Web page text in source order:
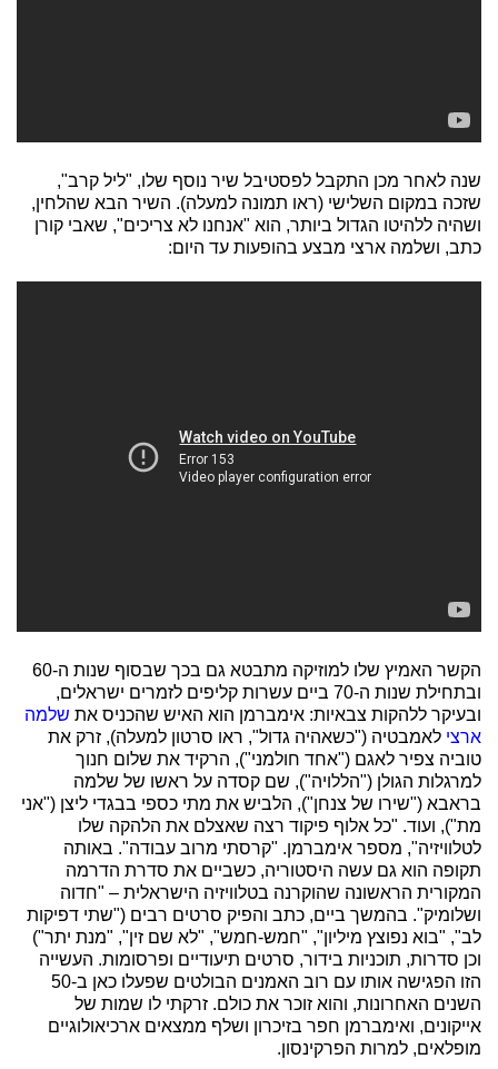
שנה לאחר מכן התקבל לפסטיבל שיר נוסף שלו, "ליל קרב",
שזכה במקום השלישי (ראו תמונה למעלה). השיר הבא שהלחין,
ושהיה ללהיטו הגדול ביותר, הוא "אנחנו לא צריכים", שאבי קורן
כתב, ושלמה ארצי מבצע בהופעות עד היום:
הקשר האמיץ שלו למוזיקה מתבטא גם בכך שבסוף שנות ה-60
ובתחילת שנות ה-70 ביים עשרות קליפים לזמרים ישראלים,
ובעיקר ללהקות צבאיות: אימברמן הוא האיש שהכניס את שלמה
ארצי לאמבטיה ("כשאהיה גדול", ראו סרטון למעלה), זרק את
טוביה צפיר לאגם ("אחד חולמני"), הרקיד את שלום חנוך
למרגלות הגולן ("הללויה"), שם קסדה על ראשו של שלמה
בראבא ("שירו של צנחן"), הלביש את מתי כספי בבגדי ליצן ("אני
מת"), ועוד. "כל אלוף פיקוד רצה שאצלם את הלהקה שלו
לטלוויזיה", מספר אימברמן. "קרסתי מרוב עבודה". באותה
תקופה הוא גם עשה היסטוריה, כשביים את סדרת הדרמה
המקורית הראשונה שהוקרנה בטלוויזיה הישראלית – "חדוה
ושלומיק". בהמשך ביים, כתב והפיק סרטים רבים ("שתי דפיקות
לב", "בוא נפוצץ מיליון", "חמש-חמש", "לא שם זין", "מנת יתר")
וכן סדרות, תוכניות בידור, סרטים תיעודיים ופרסומות. העשייה
הזו הפגישה אותו עם רוב האמנים הבולטים שפעלו כאן ב-50
השנים האחרונות, והוא זוכר את כולם. זרקתי לו שמות של
אייקונים, ואימברמן חפר בזיכרון ושלף ממצאים ארכיאולוגיים
מופלאים, למרות הפרקינסון.